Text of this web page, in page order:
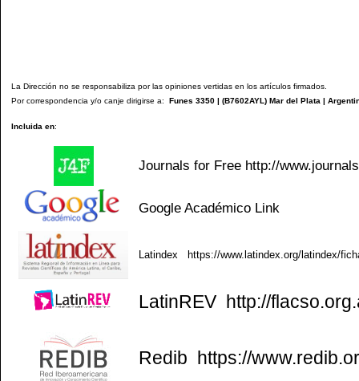
La Dirección no se responsabiliza por las opiniones vertidas en los artículos firmados.
Por correspondencia y/o canje dirigirse a: Funes 3350 | (B7602AYL) Mar del Plata |
Incluida en:
Journals for Free http://
Google Académico Link
Latindex https://www.latindex.org/latindex/
LatinREV http://
Redib https://